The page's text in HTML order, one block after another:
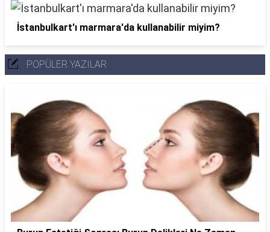
İstanbulkart'ı marmara'da kullanabilir miyim?
POPÜLER YAZILAR